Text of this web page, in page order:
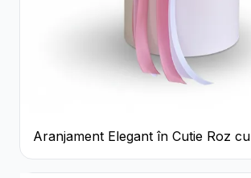
Aranjament Elegant în Cutie Roz cu
Trandafiri și Gerbera